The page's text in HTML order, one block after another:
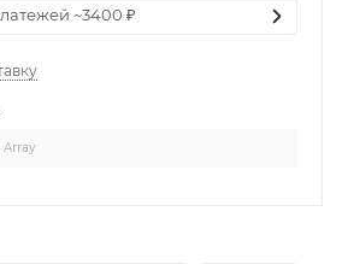
~3400 ₽
Array